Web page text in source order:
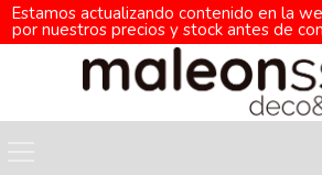
Estamos actualizando contenido en la
por nuestros precios y stock antes de